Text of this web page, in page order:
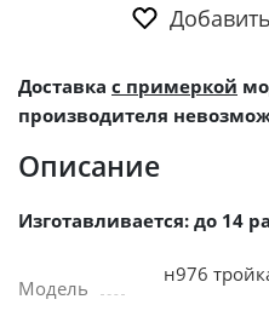
Доставка с примеркой
производителя
Описание
Изготавливается: до 14
Модель
н976